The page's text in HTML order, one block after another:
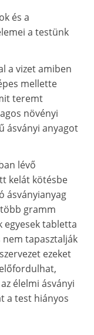
és a
a testünk
a vizet amiben
mellette
teremt
növényi
ásványi anyagot
lévő
kelát kötésbe
ásványianyag
gramm
egyesek tabletta
tapasztalják
ezeket
élelmi ásványi
a test hiányos